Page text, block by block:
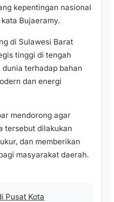
kepentingan nasional
Bujaeramy.
di Sulawesi Barat
tinggi di tengah
terhadap bahan
dan energi
mendorong agar
tersebut dilakukan
dan memberikan
masyarakat daerah.
Pusat Kota